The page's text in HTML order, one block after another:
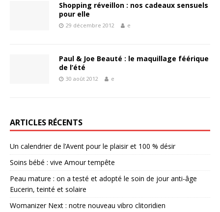
Shopping réveillon : nos cadeaux sensuels
pour elle
29 décembre 2012 e
Paul & Joe Beauté : le maquillage féérique
de l’été
30 août 2012 e
ARTICLES RÉCENTS
Un calendrier de l’Avent pour le plaisir et 100 % désir
Soins bébé : vive Amour tempête
Peau mature : on a testé et adopté le soin de jour anti-âge
Eucerin, teinté et solaire
Womanizer Next : notre nouveau vibro clitoridien